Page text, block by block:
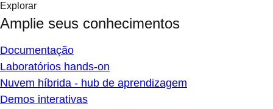
Explorar
Amplie seus conhecimentos
Documentação
Laboratórios hands-on
Nuvem híbrida - hub de aprendizagem
Demos interativas